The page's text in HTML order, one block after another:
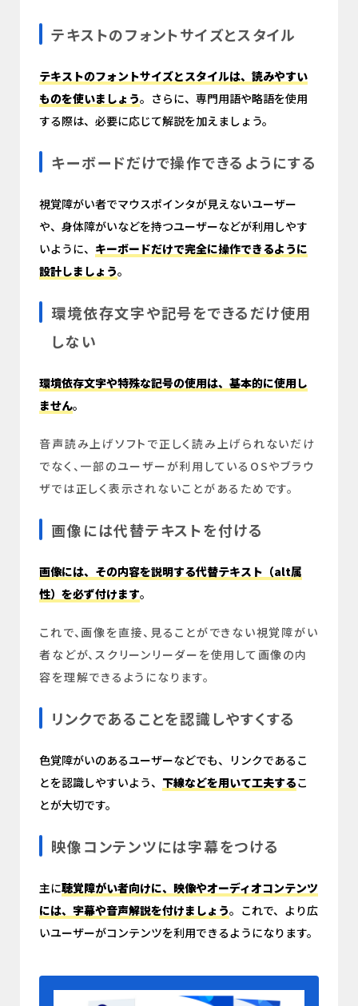
テキストのフォントサイズとスタイル
テキストのフォントサイズとスタイルは、読みやすい
ものを使いましょう。さらに、専門用語や略語を使用
する際は、必要に応じて解説を加えましょう。
キーボードだけで操作できるようにする
視覚障がい者でマウスポインタが見えないユーザー
や、身体障がいなどを持つユーザーなどが利用しやす
いように、 キーボードだけで完全に操作できるように
設計しましょう。
環境依存文字や記号をできるだけ使用
しない
環境依存文字や特殊な記号の使用は、基本的に使用し
ません。
音声読み上げソフトで正しく読み上げられないだけ
でなく、一部のユーザーが利用しているOSやブラウ
ザでは正しく表示されないことがあるためです。
画像には代替テキストを付ける
画像には、その内容を説明する代替テキスト（alt属
性）を必ず付けます。
これで、画像を直接、見ることができない視覚障がい
者などが、スクリーンリーダーを使用して画像の内
容を理解できるようになります。
リンクであることを認識しやすくする
色覚障がいのあるユーザーなどでも、リンクであるこ
とを認識しやすいよう、 下線などを用いて工夫するこ
とが大切です。
映像コンテンツには字幕をつける
主に聴覚障がい者向けに、映像やオーディオコンテンツ
には、字幕や音声解説を付けましょう。これで、より広
いユーザーがコンテンツを利用できるようになります。